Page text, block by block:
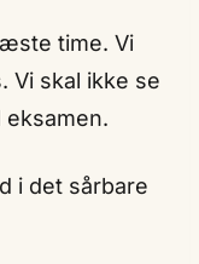
time. Vi
Vi skal ikke se
i det sårbare